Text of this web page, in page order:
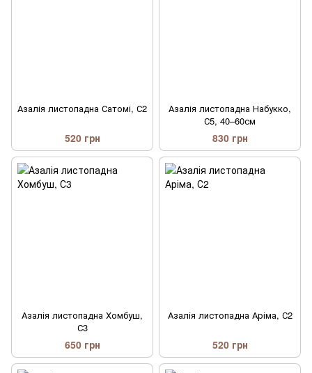
Азалія листопадна Сатомі, С2
520 грн
Азалія листопадна Набукко,
С5, 40–60см
830 грн
Азалія листопадна Хомбуш,
С3
650 грн
Азалія листопадна Аріма, С2
520 грн